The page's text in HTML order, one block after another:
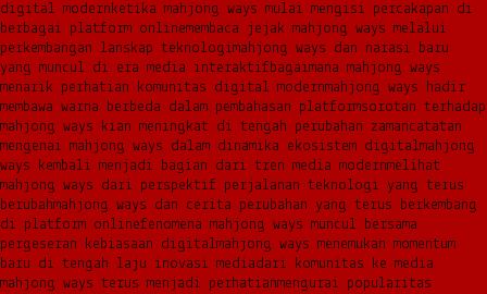
digital modernketika mahjong ways mulai mengisi percakapan di
berbagai platform onlinemembaca jejak mahjong ways melalui
perkembangan lanskap teknologimahjong ways dan narasi baru
yang muncul di era media interaktifbagaimana mahjong ways
menarik perhatian komunitas digital modernmahjong ways hadir
membawa warna berbeda dalam pembahasan platformsorotan terhadap
mahjong ways kian meningkat di tengah perubahan zamancatatan
mengenai mahjong ways dalam dinamika ekosistem digitalmahjong
ways kembali menjadi bagian dari tren media modernmelihat
mahjong ways dari perspektif perjalanan teknologi yang terus
berubahmahjong ways dan cerita perubahan yang terus berkembang
di platform onlinefenomena mahjong ways muncul bersama
pergeseran kebiasaan digitalmahjong ways menemukan momentum
baru di tengah laju inovasi mediadari komunitas ke media
mahjong ways terus menjadi perhatianmengurai popularitas